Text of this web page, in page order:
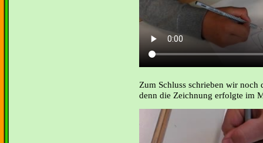
Zum Schluss schrieben wir noch
denn die Zeichnung erfolgte im